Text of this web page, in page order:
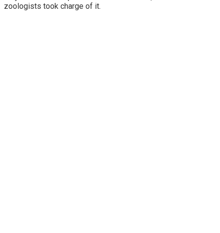
zoologists took charge of it.